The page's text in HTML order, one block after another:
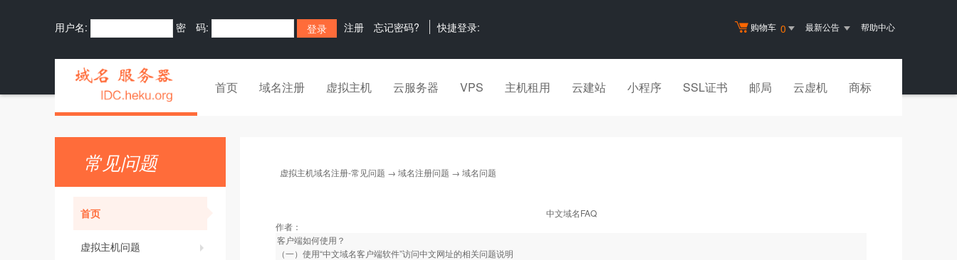
购物车 0 最新公告 帮助中心
用户名: 密 码: 注册 忘记密码? 快捷登录:
首页 域名注册 虚拟主机 云服务器 VPS 主机租用 云建站 小程序 SSL证书 邮局 云虚机 商标
常见问题
首页
虚拟主机问题
虚拟主机域名注册-常见问题 → 域名注册问题 → 域名问题
中文域名FAQ
作者：
客户端如何使用？
（一）使用“中文域名客户端软件”访问中文网址的相关问题说明